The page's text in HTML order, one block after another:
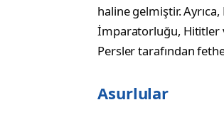
haline gelmiştir.
İmparatorluğu, Hititler
Persler tarafından
Asurlular